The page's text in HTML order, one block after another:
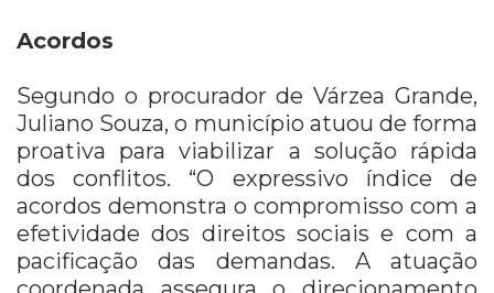
Acordos
Segundo o procurador de Várzea Grande,
Juliano Souza, o município atuou de forma
proativa para viabilizar a solução rápida
dos conflitos. “O expressivo índice de
acordos demonstra o compromisso com a
efetividade dos direitos sociais e com a
pacificação das demandas. A atuação